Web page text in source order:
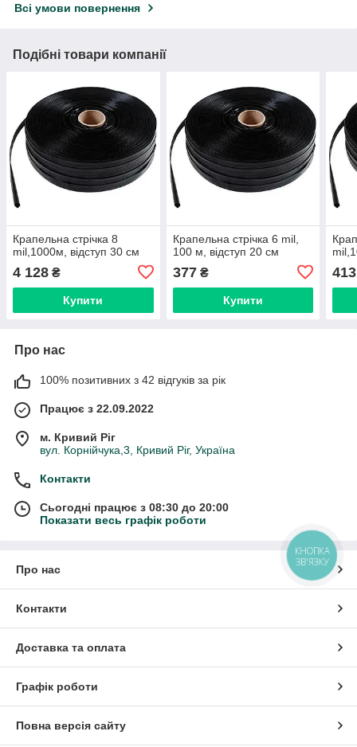
Всі умови повернення
Подібні товари компанії
Крапельна стрічка 8
mil,1000м, відступ 30 см
4 128 ₴
Купити
Крапельна стрічка 6 mil,
100 м, відступ 20 см
377₴
Купити
413
Про нас
100% позитивних з 42 відгуків за рік
Працює з 22.09.2022
м. Кривий Ріг
вул. Корнійчука,3, Кривий Ріг, Україна
Контакти
Сьогодні працює з 08:30 до 20:00
Показати весь графік роботи
Про нас
Контакти
Доставка та оплата
Графік роботи
Повна версія сайту
КНОПКА
ЗВ'ЯЗКУ